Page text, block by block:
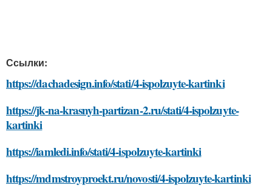
Ссылки:
https://dachadesign.info/stati/4-ispolzuyte-kartinki
https://jk-na-krasnyh-partizan-2.ru/stati/4-ispolzuyte-
kartinki
https://iamledi.info/stati/4-ispolzuyte-kartinki
https://mdmstroyproekt.ru/novosti/4-ispolzuyte-kartinki